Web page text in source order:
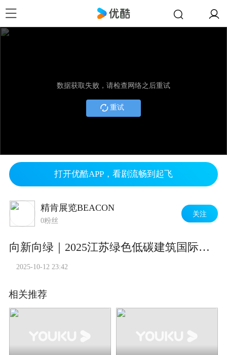
数据获取失败，请检查网络之后重试
重试
打开优酷APP，看剧流畅到起飞
精肯展览BEACON
0粉丝
关注
向新向绿｜2025江苏绿色低碳建筑国际博览会开幕式
2025-10-12 23:42
相关推荐